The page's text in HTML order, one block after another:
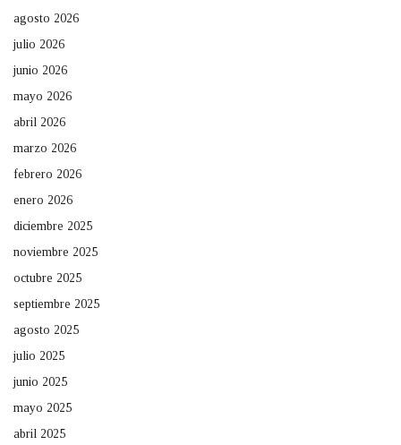
agosto 2026
julio 2026
junio 2026
mayo 2026
abril 2026
marzo 2026
febrero 2026
enero 2026
diciembre 2025
noviembre 2025
octubre 2025
septiembre 2025
agosto 2025
julio 2025
junio 2025
mayo 2025
abril 2025